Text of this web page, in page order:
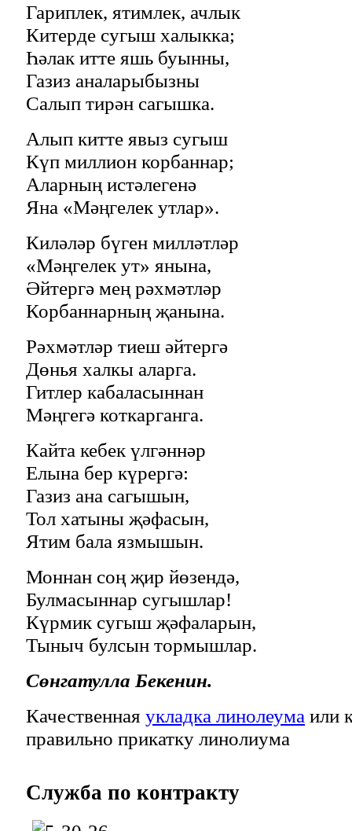
Гариплек, ятимлек, ачлык
Китерде сугыш халыкка;
Һәлак итте яшь буынны,
Газиз аналарыбызны
Салып тирән сагышка.
Алып китте явыз сугыш
Күп миллион корбаннар;
Аларның истәлегенә
Яна «Мәңгелек утлар».
Киләләр бүген милләтләр
«Мәңгелек ут» янына,
Әйтергә мең рәхмәтләр
Корбаннарның җанына.
Рәхмәтләр тиеш әйтергә
Дөнья халкы аларга.
Гитлер кабаласыннан
Мәңгегә коткарганга.
Кайта кебек үлгәннәр
Елына бер күрергә:
Газиз ана сагышын,
Тол хатыны җәфасын,
Ятим бала язмышын.
Моннан соң җир йөзендә,
Булмасыннар сугышлар!
Күрмик сугыш җәфаларын,
Тыныч булсын тормышлар.
Сөнгатулла Бекенин.
Качественная укладка линолеума или
правильно прикатку линолиума
Служба по контракту